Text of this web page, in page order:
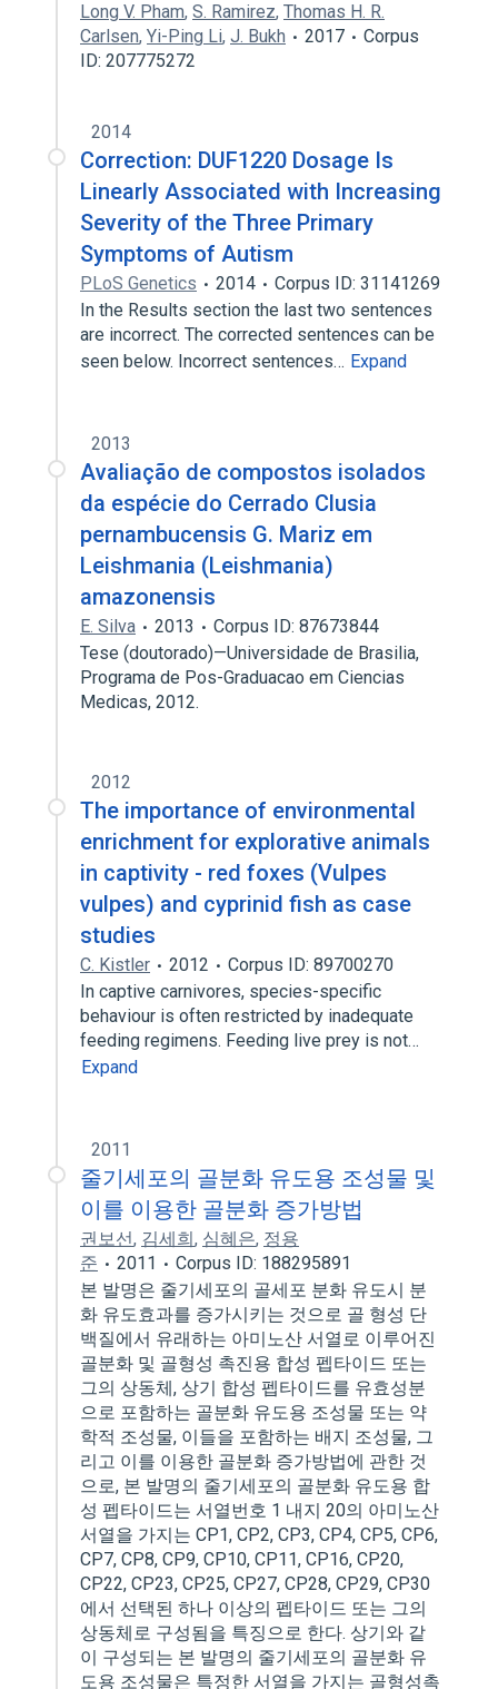
Long V. Pham, S. Ramirez, Thomas H. R.
Carlsen, Yi-Ping Li, J. Bukh 2017
Corpus
ID: 207775272
2014
Correction: DUF1220 Dosage Is
Linearly Associated with Increasing
Severity of the Three Primary
Symptoms of Autism
PLoS Genetics 2014
Corpus ID: 31141269
In the Results section the last two sentences
are incorrect. The corrected sentences can be
seen below. Incorrect sentences… Expand
2013
Avaliação de compostos isolados
da espécie do Cerrado Clusia
pernambucensis G. Mariz em
Leishmania (Leishmania)
amazonensis
E. Silva 2013
Corpus ID: 87673844
Tese (doutorado)—Universidade de Brasilia,
Programa de Pos-Graduacao em Ciencias
Medicas, 2012.
2012
The importance of environmental
enrichment for explorative animals
in captivity - red foxes (Vulpes
vulpes) and cyprinid fish as case
studies
C. Kistler 2012
Corpus ID: 89700270
In captive carnivores, species-specific
behaviour is often restricted by inadequate
feeding regimens. Feeding live prey is not…
Expand
2011
줄기세포의 골분화 유도용 조성물 및
이를 이용한 골분화 증가방법
권보선, 김세희, 심혜은, 정용
준
2011
Corpus ID: 188295891
본 발명은 줄기세포의 골세포 분화 유도시 분
화 유도효과를 증가시키는 것으로 골 형성 단
백질에서 유래하는 아미노산 서열로 이루어진
골분화 및 골형성 촉진용 합성 펩타이드 또는
그의 상동체, 상기 합성 펩타이드를 유효성분
으로 포함하는 골분화 유도용 조성물 또는 약
학적 조성물, 이들을 포함하는 배지 조성물, 그
리고 이를 이용한 골분화 증가방법에 관한 것
으로, 본 발명의 줄기세포의 골분화 유도용 합
성 펩타이드는 서열번호 1 내지 20의 아미노산
서열을 가지는 CP1, CP2, CP3, CP4, CP5, CP6,
CP7, CP8, CP9, CP10, CP11, CP16, CP20,
CP22, CP23, CP25, CP27, CP28, CP29, CP30
에서 선택된 하나 이상의 펩타이드 또는 그의
상동체로 구성됨을 특징으로 한다. 상기와 같
이 구성되는 본 발명의 줄기세포의 골분화 유
도용 조성물은 특정한 서열을 가지는 골형성촉